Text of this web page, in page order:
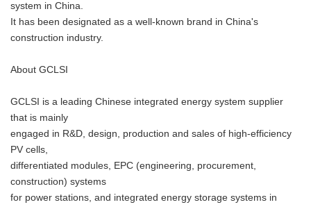
system in China.
It has been designated as a well-known brand in China's
construction industry.
About GCLSI
GCLSI is a leading Chinese integrated energy system supplier
that is mainly
engaged in R&D, design, production and sales of high-efficiency
PV cells,
differentiated modules, EPC (engineering, procurement,
construction) systems
for power stations, and integrated energy storage systems in